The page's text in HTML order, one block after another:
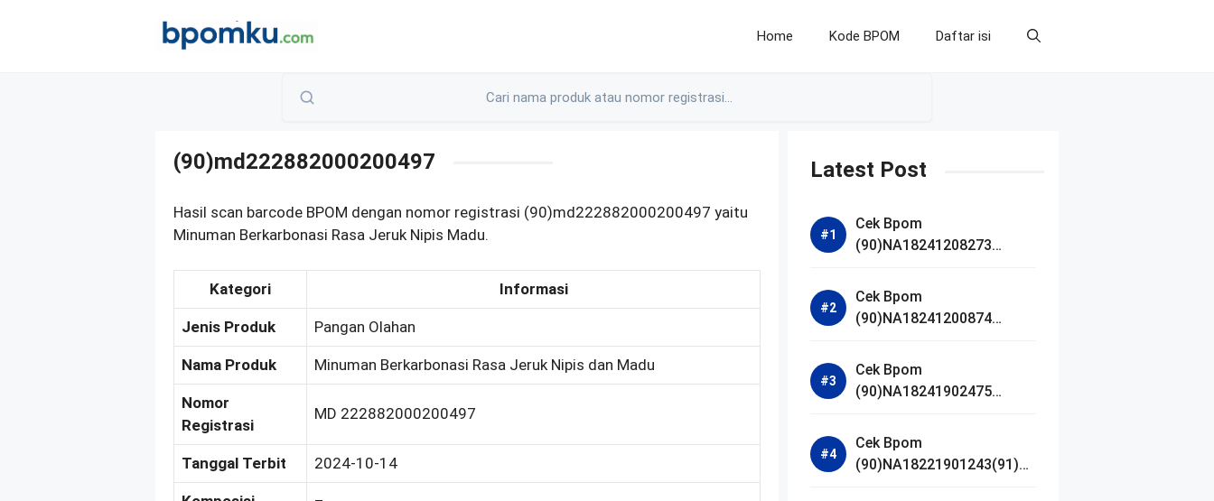
Home Kode BPOM Daftar isi
(90)md222882000200497
Hasil scan barcode BPOM dengan nomor registrasi (90)md222882000200497 yaitu
Minuman Berkarbonasi Rasa Jeruk Nipis Madu.
Kategori Informasi
Jenis Produk Pangan Olahan
Nama Produk Minuman Berkarbonasi Rasa Jeruk Nipis dan Madu
Nomor
Registrasi
MD 222882000200497
Tanggal Terbit 2024-10-14
Latest Post
Cek Bpom
(90)NA18241208273
Bright Radiance Face
Wash
Cek Bpom
(90)NA18241200874
Acne Calm Micellar Water
Cek Bpom
(90)NA18241902475
Cek Bpom
(90)NA18221901243(91)25